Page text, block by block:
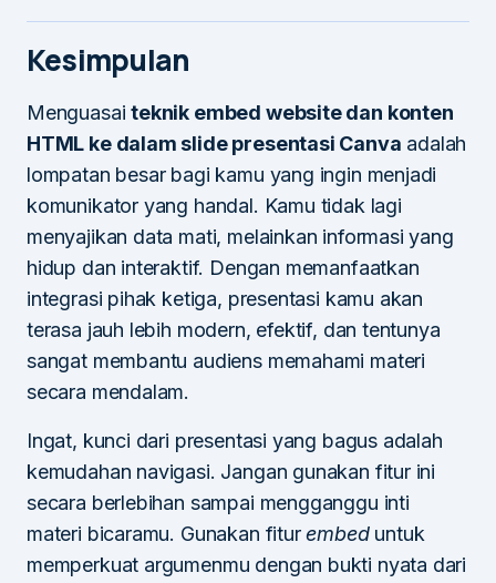
Kesimpulan
Menguasaiteknik embed website dan konten
HTML ke dalam slide presentasi Canva adalah
lompatan besar bagi kamu yang ingin menjadi
komunikator yang handal. Kamu tidak lagi
menyajikan data mati, melainkan informasi yang
hidup dan interaktif. Dengan memanfaatkan
integrasi pihak ketiga, presentasi kamu akan
terasa jauh lebih modern, efektif, dan tentunya
sangat membantu audiens memahami materi
secara mendalam.
Ingat, kunci dari presentasi yang bagus adalah
kemudahan navigasi. Jangan gunakan fitur ini
secara berlebihan sampai mengganggu inti
materi bicaramu. Gunakan fiturembeduntuk
memperkuat argumenmu dengan bukti nyata dari